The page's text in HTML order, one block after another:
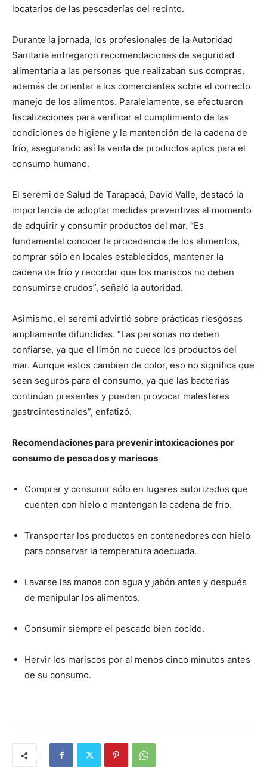
locatarios de las pescaderías del recinto.
Durante la jornada, los profesionales de la Autoridad
Sanitaria entregaron recomendaciones de seguridad
alimentaria a las personas que realizaban sus compras,
además de orientar a los comerciantes sobre el correcto
manejo de los alimentos. Paralelamente, se efectuaron
fiscalizaciones para verificar el cumplimiento de las
condiciones de higiene y la mantención de la cadena de
frío, asegurando así la venta de productos aptos para el
consumo humano.
El seremi de Salud de Tarapacá, David Valle, destacó la
importancia de adoptar medidas preventivas al momento
de adquirir y consumir productos del mar. “Es
fundamental conocer la procedencia de los alimentos,
comprar sólo en locales establecidos, mantener la
cadena de frío y recordar que los mariscos no deben
consumirse crudos”, señaló la autoridad.
Asimismo, el seremi advirtió sobre prácticas riesgosas
ampliamente difundidas. “Las personas no deben
confiarse, ya que el limón no cuece los productos del
mar. Aunque estos cambien de color, eso no significa que
sean seguros para el consumo, ya que las bacterias
continúan presentes y pueden provocar malestares
gastrointestinales”, enfatizó.
Recomendaciones para prevenir intoxicaciones por
consumo de pescados y mariscos
Comprar y consumir sólo en lugares autorizados que
cuenten con hielo o mantengan la cadena de frío.
Transportar los productos en contenedores con hielo
para conservar la temperatura adecuada.
Lavarse las manos con agua y jabón antes y después
de manipular los alimentos.
Consumir siempre el pescado bien cocido.
Hervir los mariscos por al menos cinco minutos antes
de su consumo.